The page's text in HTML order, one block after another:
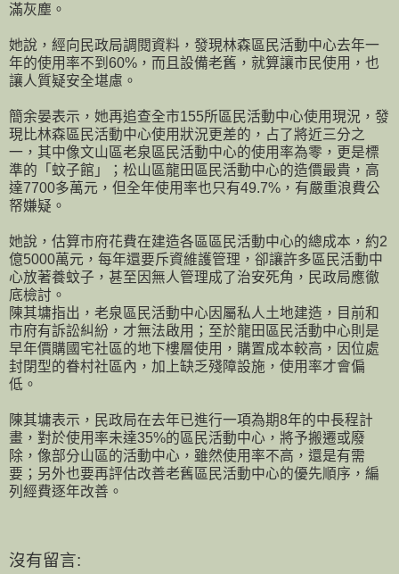
滿灰塵。
她說，經向民政局調閱資料，發現林森區民活動中心去年一
年的使用率不到60%，而且設備老舊，就算讓市民使用，也
讓人質疑安全堪慮。
簡余晏表示，她再追查全市155所區民活動中心使用現況，發
現比林森區民活動中心使用狀況更差的，占了將近三分之
一，其中像文山區老泉區民活動中心的使用率為零，更是標
準的「蚊子館」；松山區龍田區民活動中心的造價最貴，高
達7700多萬元，但全年使用率也只有49.7%，有嚴重浪費公
帑嫌疑。
她說，估算市府花費在建造各區區民活動中心的總成本，約2
億5000萬元，每年還要斥資維護管理，卻讓許多區民活動中
心放著養蚊子，甚至因無人管理成了治安死角，民政局應徹
底檢討。
陳其墉指出，老泉區民活動中心因屬私人土地建造，目前和
市府有訴訟糾紛，才無法啟用；至於龍田區民活動中心則是
早年價購國宅社區的地下樓層使用，購置成本較高，因位處
封閉型的眷村社區內，加上缺乏殘障設施，使用率才會偏
低。
陳其墉表示，民政局在去年已進行一項為期8年的中長程計
畫，對於使用率未達35%的區民活動中心，將予搬遷或廢
除，像部分山區的活動中心，雖然使用率不高，還是有需
要；另外也要再評估改善老舊區民活動中心的優先順序，編
列經費逐年改善。
沒有留言: